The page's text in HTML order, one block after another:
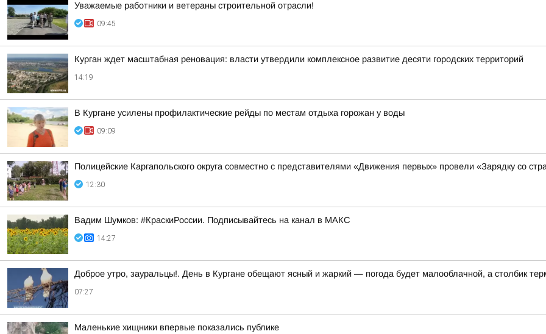
Уважаемые работники и ветераны строительной отрасли!
09:45
Курган ждет масштабная реновация: власти утвердили комплексное развитие десяти городских территорий
14:19
В Кургане усилены профилактические рейды по местам отдыха горожан у воды
09:09
Полицейские Каргапольского округа совместно с представителями «Движения первых» провели «Зарядку со
12:30
Вадим Шумков: #КраскиРоссии. Подписывайтесь на канал в МАКС
14:27
Доброе утро, зауральцы!. День в Кургане обещают ясный и жаркий — погода будет малооблачной, а столбик
07:27
Маленькие хищники впервые показались публике